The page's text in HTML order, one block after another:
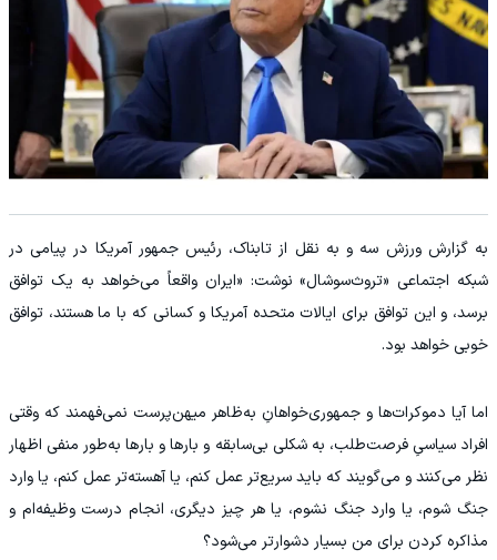
به گزارش ورزش سه و به نقل از تابناک، رئیس جمهور آمریکا در پیامی در
شبکه اجتماعی «تروث‌سوشال» نوشت: «ایران واقعاً می‌خواهد به یک توافق
برسد، و این توافق برای ایالات متحده آمریکا و کسانی که با ما هستند، توافق
خوبی خواهد بود.
اما آیا دموکرات‌ها و جمهوری‌خواهانِ به‌ظاهر میهن‌پرست نمی‌فهمند که وقتی
افراد سیاسیِ فرصت‌طلب، به شکلی بی‌سابقه و بارها و بارها به‌طور منفی اظهار
نظر می‌کنند و می‌گویند که باید سریع‌تر عمل کنم، یا آهسته‌تر عمل کنم، یا وارد
جنگ شوم، یا وارد جنگ نشوم، یا هر چیز دیگری، انجام درست وظیفه‌ام و
مذاکره کردن برای من بسیار دشوارتر می‌شود؟